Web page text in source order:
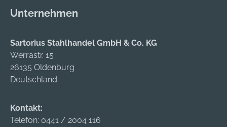
Unternehmen
Sartorius Stahlhandel GmbH & Co. KG
Werrastr. 15
26135 Oldenburg
Deutschland
Kontakt:
Telefon: 0441 / 2004 116